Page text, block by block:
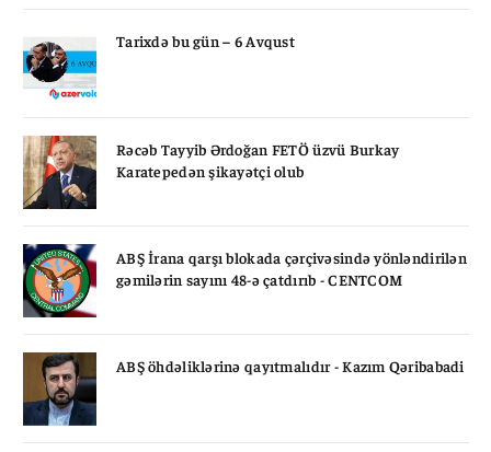
Tarixdə bu gün – 6 Avqust
Rəcəb Tayyib Ərdoğan FETÖ üzvü Burkay
Karatepedən şikayətçi olub
ABŞ İrana qarşı blokada çərçivəsində yönləndirilən
gəmilərin sayını 48-ə çatdırıb - CENTCOM
ABŞ öhdəliklərinə qayıtmalıdır - Kazım Qəribabadi